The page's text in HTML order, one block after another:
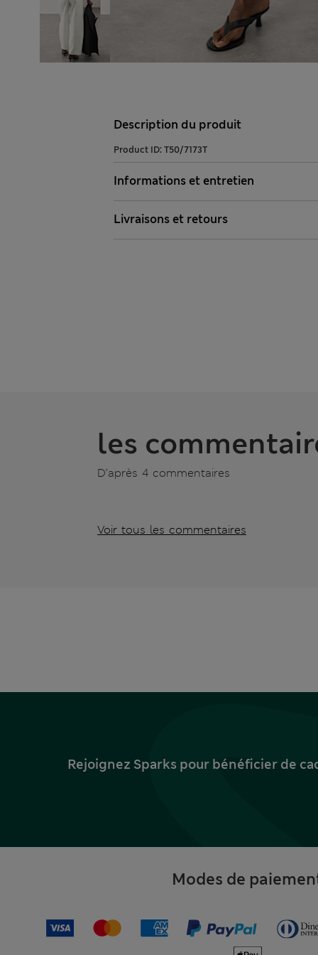
Description du produit
Product ID: T50/7173T
Informations et entretien
Livraisons et retours
les
D’après 4 commentaires
Voir tous les commentaires
Rejoignez Sparks pour bénéficier de
Modes de